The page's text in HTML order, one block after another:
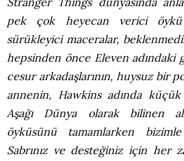
pek çok heyecan verici
sürükleyici maceralar,
hepsinden önce Eleven adındaki
cesur arkadaşlarının, huysuz bir
annenin, Hawkins adında
Aşağı Dünya olarak bilinen
öyküsünü tamamlarken
Sabrınız ve desteğiniz için her